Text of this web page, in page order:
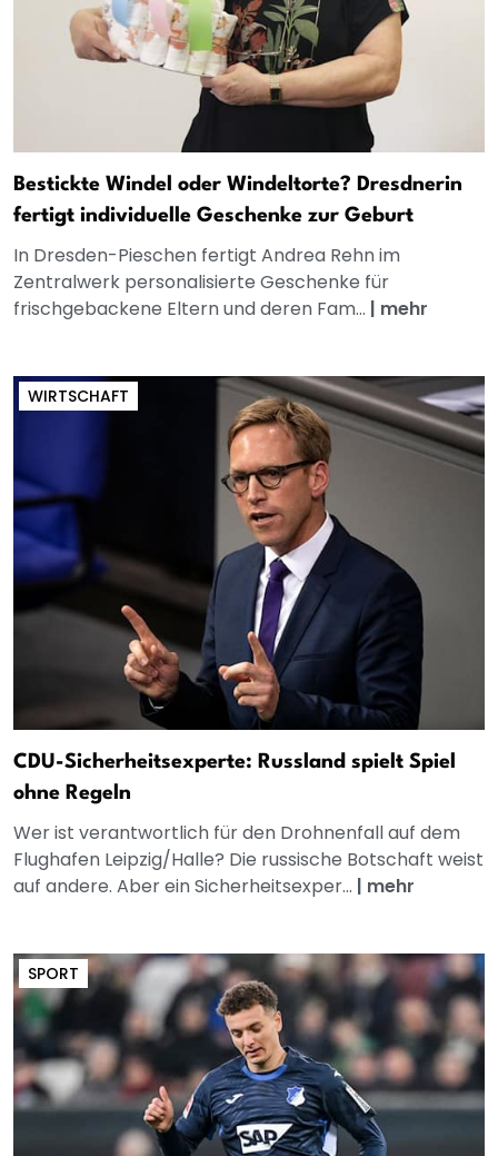
Bestickte Windel oder Windeltorte? Dresdnerin
fertigt individuelle Geschenke zur Geburt
In Dresden-Pieschen fertigt Andrea Rehn im
Zentralwerk personalisierte Geschenke für
frischgebackene Eltern und deren Fam... | mehr
WIRTSCHAFT
CDU-Sicherheitsexperte: Russland spielt Spiel
ohne Regeln
Wer ist verantwortlich für den Drohnenfall auf dem
Flughafen Leipzig/Halle? Die russische Botschaft weist
auf andere. Aber ein Sicherheitsexper... | mehr
SPORT